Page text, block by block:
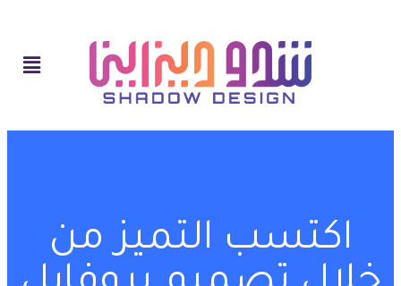
اكتسب التميز من